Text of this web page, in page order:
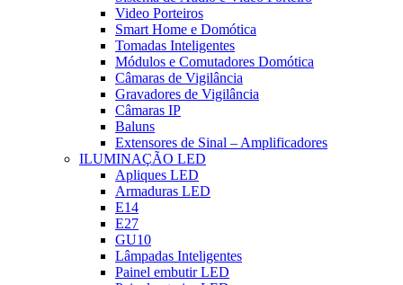
Video Porteiros
Smart Home e Domótica
Tomadas Inteligentes
Módulos e Comutadores Domótica
Câmaras de Vigilância
Gravadores de Vigilância
Câmaras IP
Baluns
Extensores de Sinal – Amplificadores
ILUMINAÇÃO LED
Apliques LED
Armaduras LED
E14
E27
GU10
Lâmpadas Inteligentes
Painel embutir LED